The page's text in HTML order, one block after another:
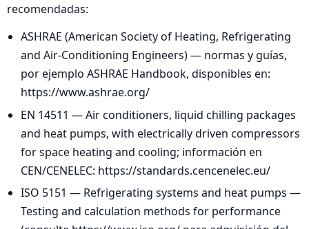
recomendadas:
ASHRAE (American Society of Heating, Refrigerating
and Air-Conditioning Engineers) — normas y guías,
por ejemplo ASHRAE Handbook, disponibles en:
https://www.ashrae.org/
EN 14511 — Air conditioners, liquid chilling packages
and heat pumps, with electrically driven compressors
for space heating and cooling; información en
CEN/CENELEC: https://standards.cencenelec.eu/
ISO 5151 — Refrigerating systems and heat pumps —
Testing and calculation methods for performance